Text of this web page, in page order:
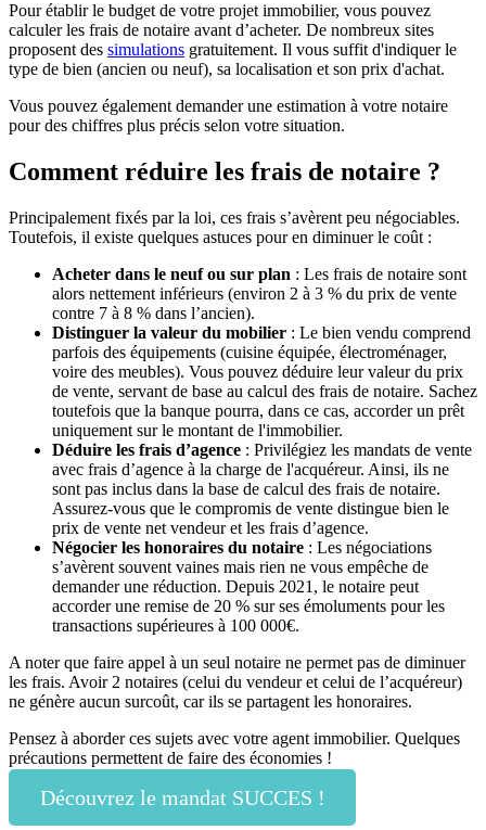
Pour établir le budget de votre projet immobilier, vous pouvez
calculer les frais de notaire avant d’acheter. De nombreux sites
proposent des simulations gratuitement. Il vous suffit d'indiquer le
type de bien (ancien ou neuf), sa localisation et son prix d'achat.
Vous pouvez également demander une estimation à votre notaire
pour des chiffres plus précis selon votre situation.
Comment réduire les frais de notaire ?
Principalement fixés par la loi, ces frais s’avèrent peu négociables.
Toutefois, il existe quelques astuces pour en diminuer le coût :
Acheter dans le neuf ou sur plan : Les frais de notaire sont
alors nettement inférieurs (environ 2 à 3 % du prix de vente
contre 7 à 8 % dans l’ancien).
Distinguer la valeur du mobilier : Le bien vendu comprend
parfois des équipements (cuisine équipée, électroménager,
voire des meubles). Vous pouvez déduire leur valeur du prix
de vente, servant de base au calcul des frais de notaire. Sachez
toutefois que la banque pourra, dans ce cas, accorder un prêt
uniquement sur le montant de l'immobilier.
Déduire les frais d’agence : Privilégiez les mandats de vente
avec frais d’agence à la charge de l'acquéreur. Ainsi, ils ne
sont pas inclus dans la base de calcul des frais de notaire.
Assurez-vous que le compromis de vente distingue bien le
prix de vente net vendeur et les frais d’agence.
Négocier les honoraires du notaire : Les négociations
s’avèrent souvent vaines mais rien ne vous empêche de
demander une réduction. Depuis 2021, le notaire peut
accorder une remise de 20 % sur ses émoluments pour les
transactions supérieures à 100 000€.
A noter que faire appel à un seul notaire ne permet pas de diminuer
les frais. Avoir 2 notaires (celui du vendeur et celui de l’acquéreur)
ne génère aucun surcoût, car ils se partagent les honoraires.
Pensez à aborder ces sujets avec votre agent immobilier. Quelques
précautions permettent de faire des économies !
Découvrez le mandat SUCCES !